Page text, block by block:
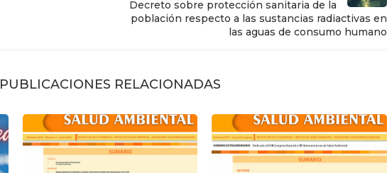
Decreto sobre protección sanitaria de la
población respecto a las sustancias radiactivas en
las aguas de consumo humano
PUBLICACIONES RELACIONADAS